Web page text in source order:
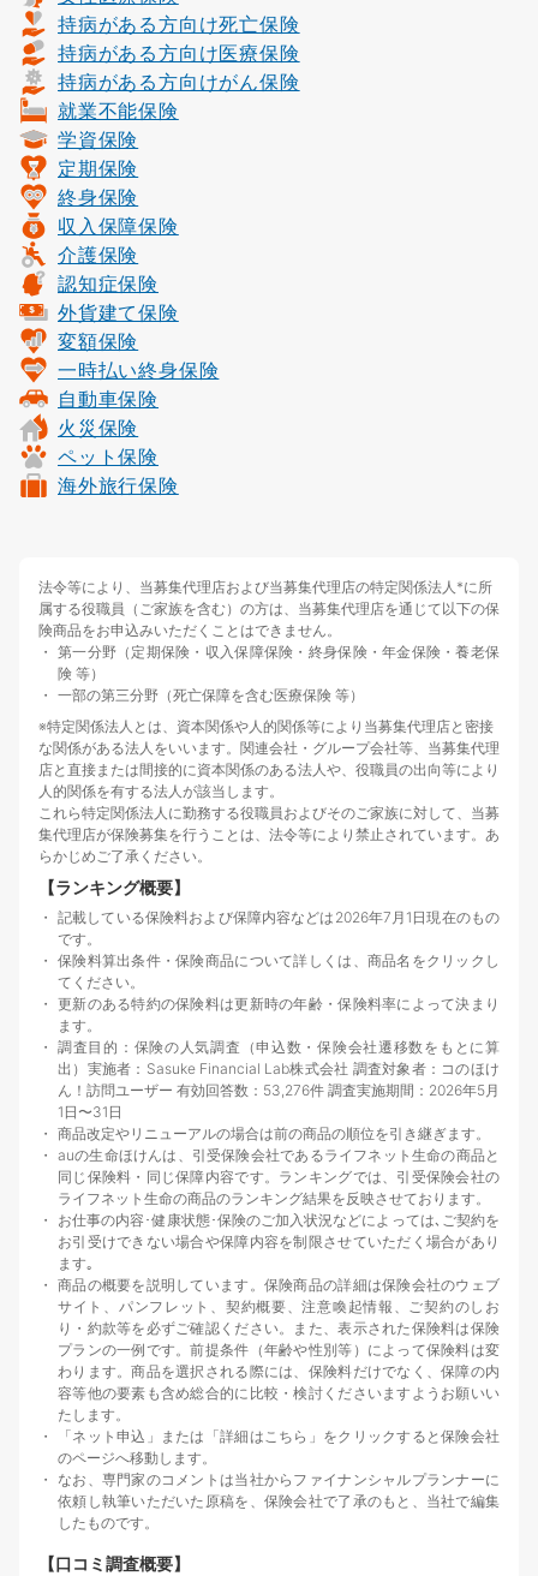
持病がある方向け死亡保険
持病がある方向け医療保険
持病がある方向けがん保険
就業不能保険
学資保険
定期保険
終身保険
収入保障保険
介護保険
認知症保険
外貨建て保険
変額保険
一時払い終身保険
自動車保険
火災保険
ペット保険
海外旅行保険
法令等により、当募集代理店および当募集代理店の特定関係法人*に所
属する役職員（ご家族を含む）の方は、当募集代理店を通じて以下の保
険商品をお申込みいただくことはできません。
第一分野（定期保険・収入保障保険・終身保険・年金保険・養老保
険 等）
一部の第三分野（死亡保障を含む医療保険 等）
※特定関係法人とは、資本関係や人的関係等により当募集代理店と密接
な関係がある法人をいいます。関連会社・グループ会社等、当募集代理
店と直接または間接的に資本関係のある法人や、役職員の出向等により
人的関係を有する法人が該当します。
これら特定関係法人に勤務する役職員およびそのご家族に対して、当募
集代理店が保険募集を行うことは、法令等により禁止されています。あ
らかじめご了承ください。
【ランキング概要】
記載している保険料および保障内容などは2026年7月1日現在のもの
です。
保険料算出条件・保険商品について詳しくは、商品名をクリックし
てください。
更新のある特約の保険料は更新時の年齢・保険料率によって決まり
ます。
調査目的：保険の人気調査（申込数・保険会社遷移数をもとに算
出）実施者：Sasuke Financial Lab株式会社 調査対象者：コのほけ
ん！訪問ユーザー 有効回答数：53,276件 調査実施期間：2026年5月
1日〜31日
商品改定やリニューアルの場合は前の商品の順位を引き継ぎます。
auの生命ほけんは、引受保険会社であるライフネット生命の商品と
同じ保険料・同じ保障内容です。ランキングでは、引受保険会社の
ライフネット生命の商品のランキング結果を反映させております。
お仕事の内容･健康状態･保険のご加入状況などによっては､ご契約を
お引受けできない場合や保障内容を制限させていただく場合があり
ます｡
商品の概要を説明しています。保険商品の詳細は保険会社のウェブ
サイト、パンフレット、契約概要、注意喚起情報、ご契約のしお
り・約款等を必ずご確認ください。また、表示された保険料は保険
プランの一例です。前提条件（年齢や性別等）によって保険料は変
わります。商品を選択される際には、保険料だけでなく、保障の内
容等他の要素も含め総合的に比較・検討くださいますようお願いい
たします。
「ネット申込」または「詳細はこちら」をクリックすると保険会社
のページへ移動します。
なお、専門家のコメントは当社からファイナンシャルプランナーに
依頼し執筆いただいた原稿を、保険会社で了承のもと、当社で編集
したものです。
【口コミ調査概要】